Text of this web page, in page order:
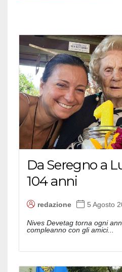
Da Seregno a
104 anni
redazione 5 Agosto
Nives Devetag torna ogni
compleanno con gli amici...